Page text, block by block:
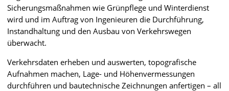
Sicherungsmaßnahmen wie Grünpflege und Winterdienst
wird und im Auftrag von Ingenieuren die Durchführung,
Instandhaltung und den Ausbau von Verkehrswegen
überwacht.
Verkehrsdaten erheben und auswerten, topografische
Aufnahmen machen, Lage- und Höhenvermessungen
durchführen und bautechnische Zeichnungen anfertigen – all